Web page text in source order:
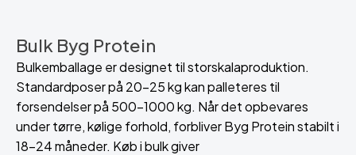
Bulk Byg Protein
Bulkemballage er designet til storskalaproduktion.
Standardposer på 20–25 kg kan palleteres til
forsendelser på 500–1000 kg. Når det opbevares
under tørre, kølige forhold, forbliver Byg Protein stabilt i
18–24 måneder. Køb i bulk giver